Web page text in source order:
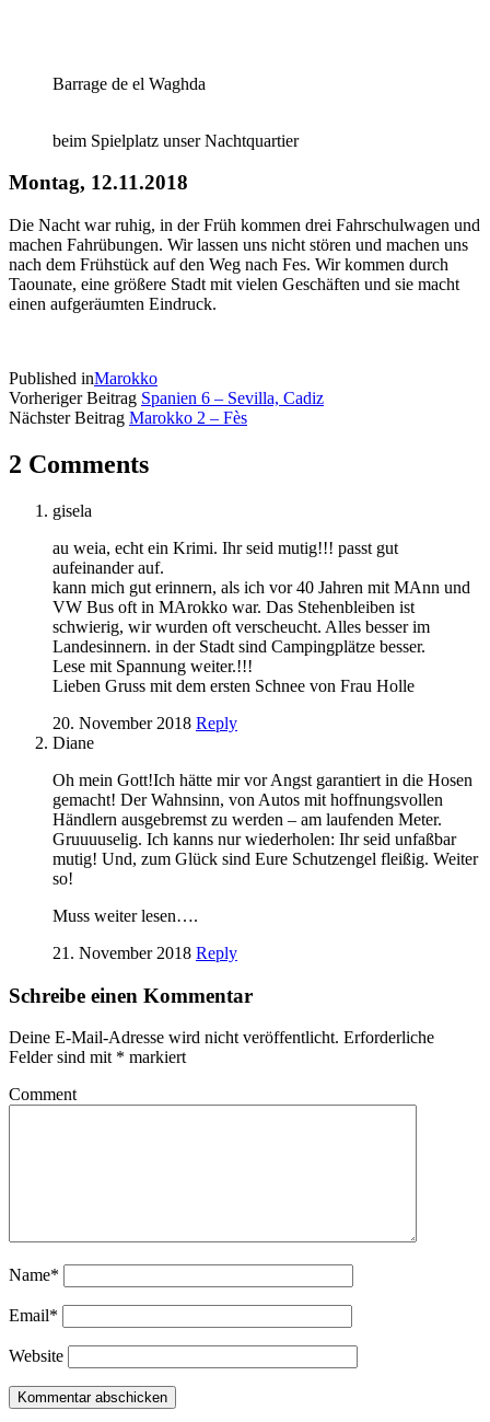
Barrage de el Waghda
beim Spielplatz unser Nachtquartier
Montag, 12.11.2018
Die Nacht war ruhig, in der Früh kommen drei Fahrschulwagen und
machen Fahrübungen. Wir lassen uns nicht stören und machen uns
nach dem Frühstück auf den Weg nach Fes. Wir kommen durch
Taounate, eine größere Stadt mit vielen Geschäften und sie macht
einen aufgeräumten Eindruck.
Published inMarokko
Vorheriger Beitrag Spanien 6 – Sevilla, Cadiz
Nächster Beitrag Marokko 2 – Fès
2 Comments
gisela
au weia, echt ein Krimi. Ihr seid mutig!!! passt gut
aufeinander auf.
kann mich gut erinnern, als ich vor 40 Jahren mit MAnn und
VW Bus oft in MArokko war. Das Stehenbleiben ist
schwierig, wir wurden oft verscheucht. Alles besser im
Landesinnern. in der Stadt sind Campingplätze besser.
Lese mit Spannung weiter.!!!
Lieben Gruss mit dem ersten Schnee von Frau Holle
20. November 2018 Reply
Diane
Oh mein Gott!Ich hätte mir vor Angst garantiert in die Hosen
gemacht! Der Wahnsinn, von Autos mit hoffnungsvollen
Händlern ausgebremst zu werden – am laufenden Meter.
Gruuuuselig. Ich kanns nur wiederholen: Ihr seid unfaßbar
mutig! Und, zum Glück sind Eure Schutzengel fleißig. Weiter
so!
Muss weiter lesen….
21. November 2018 Reply
Schreibe einen Kommentar
Deine E-Mail-Adresse wird nicht veröffentlicht. Erforderliche
Felder sind mit * markiert
Comment
Name*
Email*
Website